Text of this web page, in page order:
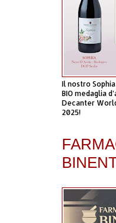
Il nostro
BIO medaglia
Decanter
2025!